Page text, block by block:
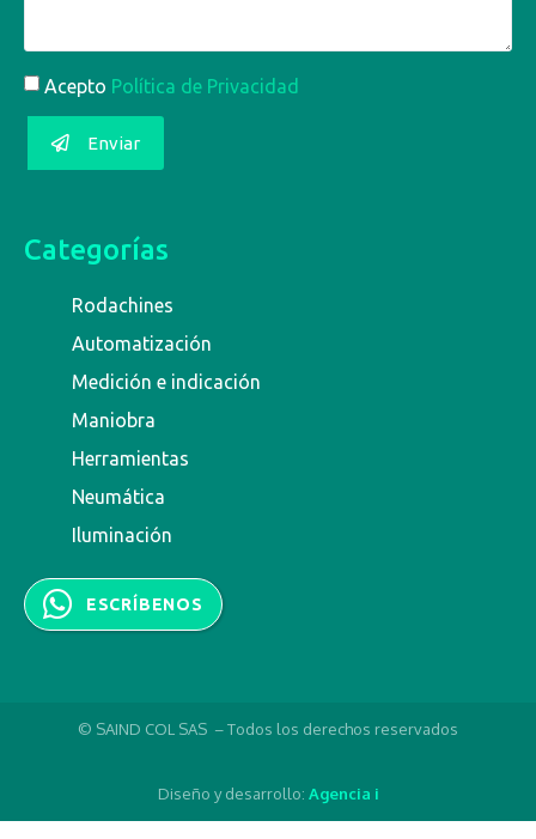
Acepto Política de Privacidad
Enviar
Categorías
Rodachines
Automatización
Medición e indicación
Maniobra
Herramientas
Neumática
Iluminación
ESCRÍBENOS
© SAIND COL SAS – Todos los derechos reservados
Diseño y desarrollo: Agencia i